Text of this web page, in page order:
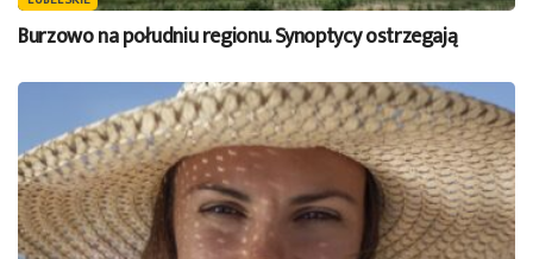
Burzowo na południu regionu. Synoptycy ostrzegają